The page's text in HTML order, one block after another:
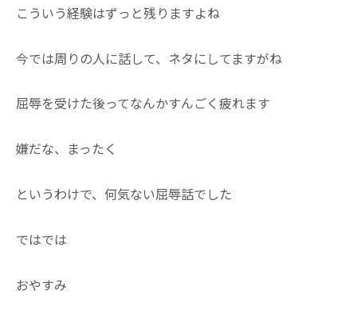
こういう経験はずっと残りますよね
今では周りの人に話して、ネタにしてますがね
屈辱を受けた後ってなんかすんごく疲れます
嫌だな、まったく
というわけで、何気ない屈辱話でした
ではでは
おやすみ